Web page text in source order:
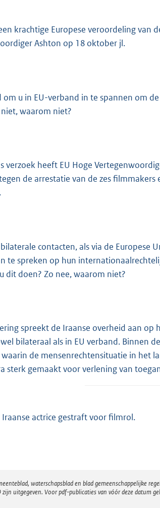
krachtige Europese veroordeling van
Ashton op 18 oktober jl.
om u in EU-verband in te spannen om
waarom niet?
verzoek heeft EU Hoge
de arrestatie van de zes
contacten, als via de Europese
te spreken op hun
dit doen? Zo nee, waarom niet?
spreekt de Iraanse overheid aan
bilateraal als in EU verband. Binnen
de mensenrechtensituatie in het
sterk gemaakt voor verlening van
actrice gestraft voor filmrol.
waterschapsblad en blad gemeenschappelijke
uitgegeven. Voor pdf-publicaties van vóór deze datum